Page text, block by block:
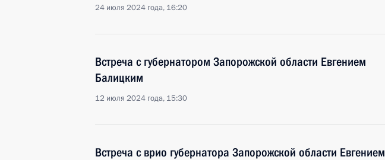
24 июля 2024 года, 16:20
Встреча с губернатором Запорожской области Евгением
Балицким
12 июля 2024 года, 15:30
Встреча с врио губернатора Запорожской области Евгением